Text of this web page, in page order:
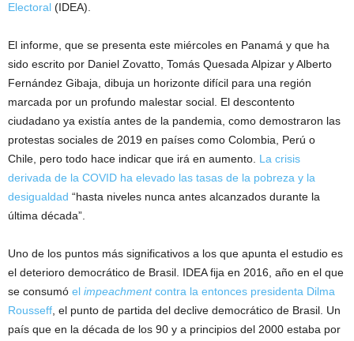
Electoral (IDEA).
El informe, que se presenta este miércoles en Panamá y que ha
sido escrito por Daniel Zovatto, Tomás Quesada Alpizar y Alberto
Fernández Gibaja, dibuja un horizonte difícil para una región
marcada por un profundo malestar social. El descontento
ciudadano ya existía antes de la pandemia, como demostraron las
protestas sociales de 2019 en países como Colombia, Perú o
Chile, pero todo hace indicar que irá en aumento. La crisis
derivada de la COVID ha elevado las tasas de la pobreza y la
desigualdad “hasta niveles nunca antes alcanzados durante la
última década”.
Uno de los puntos más significativos a los que apunta el estudio es
el deterioro democrático de Brasil. IDEA fija en 2016, año en el que
se consumó el impeachmentcontra la entonces presidenta Dilma
Rousseff , el punto de partida del declive democrático de Brasil. Un
país que en la década de los 90 y a principios del 2000 estaba por